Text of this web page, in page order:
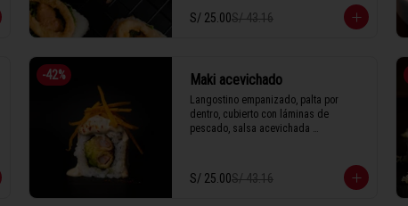
S/ 25.00S/ 43.16
-42% Maki acevichado
Langostino empanizado, palta por
dentro, cubierto con láminas de
pescado, salsa acevichada
S/ 25.00S/ 43.16